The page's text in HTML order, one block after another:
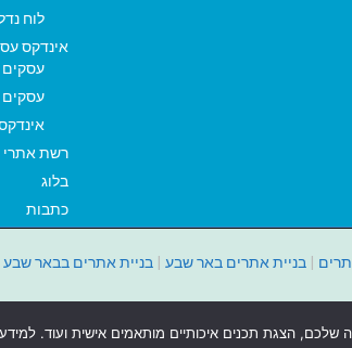
לוח
אינדקס
עסקים
רשת אתרי
בלוג
כתבות
|בניית אתרים באר שבע |בניית אתרים בבאר שבע
שלכם, הצגת תכנים איכותיים מותאמים אישית ועוד.